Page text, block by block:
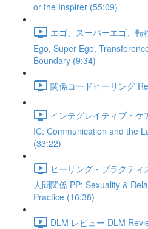
or the Inspirer (55:09)
エゴ、スーパーエゴ、転
Ego, Super Ego,
Boundary (9:34)
関係コードヒーリング
インテグレイティブ・ケ
IC: Communication and the
(33:22)
ヒーリング・プラクティ
人間関係 PP: Sexuality &
Practice (16:38)
DLM レビュー DLM